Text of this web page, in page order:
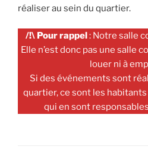
réaliser au sein du quartier.
/!\ Pour rappel: Notre salle
Elle n’est donc pas une salle
louer ni à
Si des événements sont
quartier, ce sont les
qui en sont